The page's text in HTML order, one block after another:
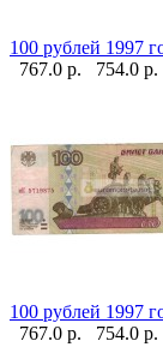
100 рублей 1997
767.0 р.
754.0 р.
100 рублей 1997
767.0 р.
754.0 р.